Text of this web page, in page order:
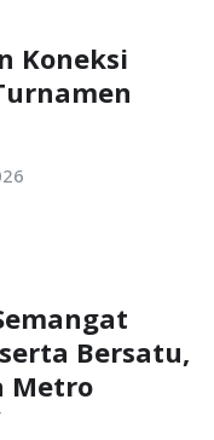
Koneksi
Bersatu,
Metro